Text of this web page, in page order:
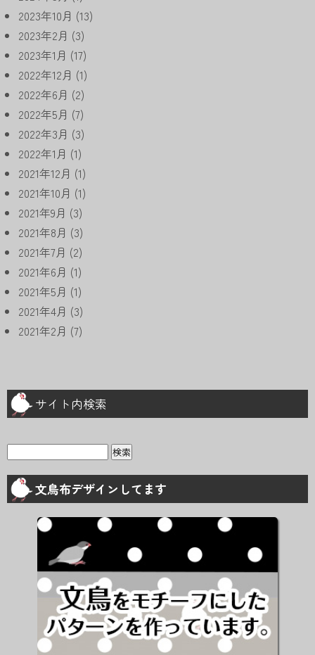
2023年10月 (13)
2023年2月 (3)
2023年1月 (17)
2022年12月 (1)
2022年6月 (2)
2022年5月 (7)
2022年3月 (3)
2022年1月 (1)
2021年12月 (1)
2021年10月 (1)
2021年9月 (3)
2021年8月 (3)
2021年7月 (2)
2021年6月 (1)
2021年5月 (1)
2021年4月 (3)
2021年2月 (7)
サイト内検索
検
文鳥布デザインしてます